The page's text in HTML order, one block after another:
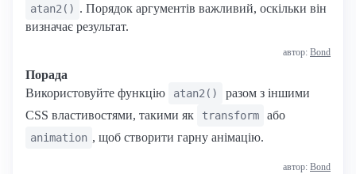
atan2() . Порядок аргументів важливий, оскільки він
визначає результат.
автор: Bond
Порада
Використовуйте функцію
atan2()
разом з іншими
CSS властивостями, такими як
transform або
animation , щоб створити гарну анімацію.
автор: Bond